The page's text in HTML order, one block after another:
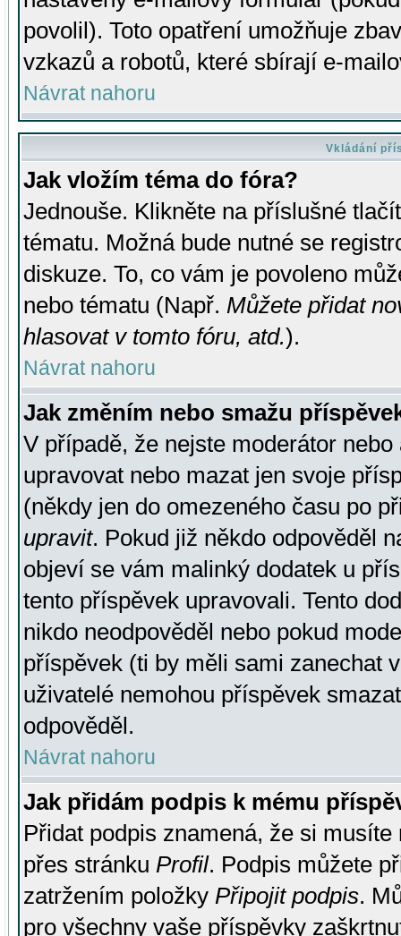
povolil). Toto opatření umožňuje
vzkazů a robotů, které sbírají e-
Návrat nahoru
Vkládání
Jak vložím téma do fóra?
Jednouše. Klikněte na příslušné
tématu. Možná bude nutné se
diskuze. To, co vám je povoleno
nebo tématu (Např. Můžete přidat
hlasovat v tomto fóru, atd.).
Návrat nahoru
Jak změním nebo smažu
V případě, že nejste moderátor
upravovat nebo mazat jen svoje
(někdy jen do omezeného času po
upravit. Pokud již někdo odpověděl
objeví se vám malinký dodatek u
tento příspěvek upravovali. Tento
nikdo neodpověděl nebo pokud
příspěvek (ti by měli sami zanechat
uživatelé nemohou příspěvek
odpověděl.
Návrat nahoru
Jak přidám podpis k mému
Přidat podpis znamená, že si
přes stránku Profil. Podpis můžete
zatržením položky Připojit podpis.
pro všechny vaše příspěvky